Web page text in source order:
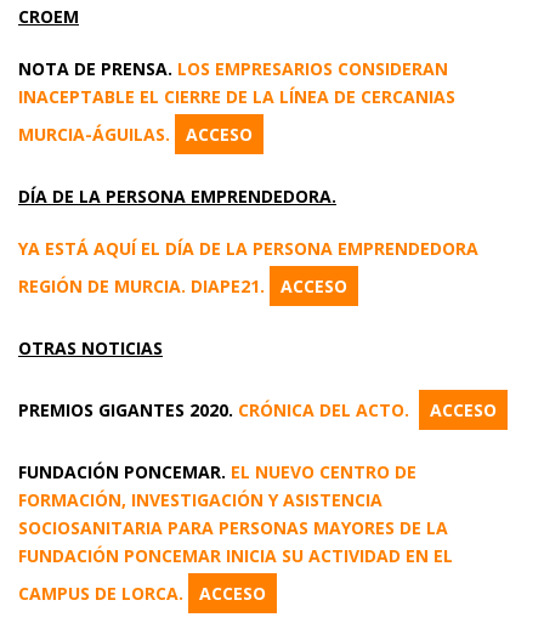
CROEM
NOTA DE PRENSA. LOS EMPRESARIOS CONSIDERAN
INACEPTABLE EL CIERRE DE LA LÍNEA DE CERCANIAS
MURCIA-ÁGUILAS.
ACCESO
DÍA DE LA PERSONA EMPRENDEDORA.
YA ESTÁ AQUÍ EL DÍA DE LA PERSONA EMPRENDEDORA
REGIÓN DE MURCIA. DIAPE21.
ACCESO
OTRAS NOTICIAS
PREMIOS GIGANTES 2020. CRÓNICA DEL ACTO. ACCESO
FUNDACIÓN PONCEMAR. EL NUEVO CENTRO DE
FORMACIÓN, INVESTIGACIÓN Y ASISTENCIA
SOCIOSANITARIA PARA PERSONAS MAYORES DE LA
FUNDACIÓN PONCEMAR INICIA SU ACTIVIDAD EN EL
CAMPUS DE LORCA.
ACCESO